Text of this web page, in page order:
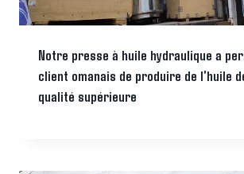
Notre presse à huile hydraulique a
client omanais de produire de l'huile
qualité supérieure